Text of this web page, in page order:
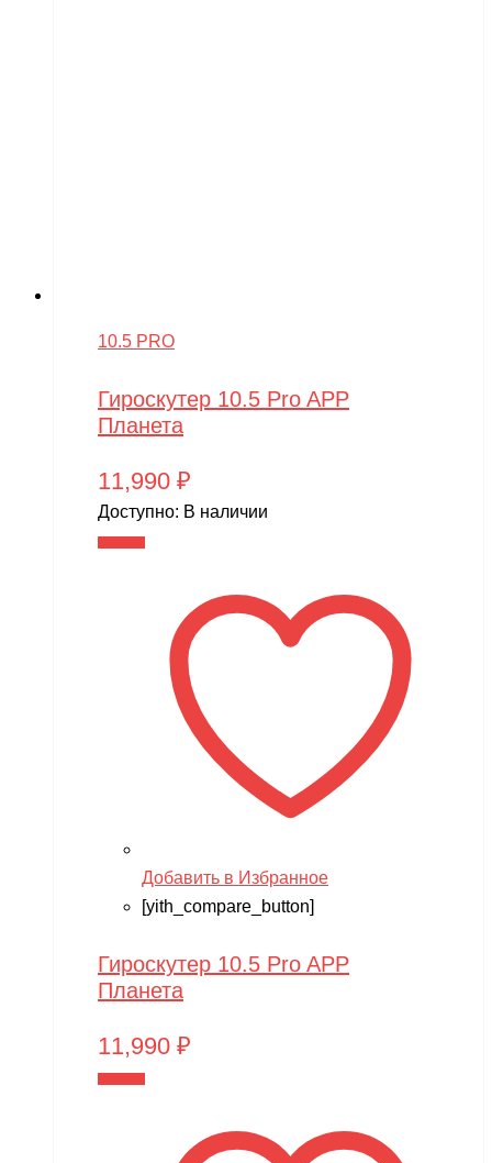
10.5 PRO
Гироскутер 10.5 Pro APP
Планета
11,990 ₽
Доступно: В наличии
Добавить в Избранное
[yith_compare_button]
Гироскутер 10.5 Pro APP
Планета
11,990 ₽